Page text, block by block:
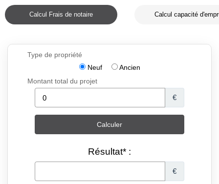
Calcul Frais de notaire Calcul capacité